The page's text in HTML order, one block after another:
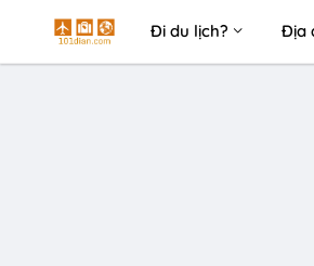
Đi du lịch? Địa